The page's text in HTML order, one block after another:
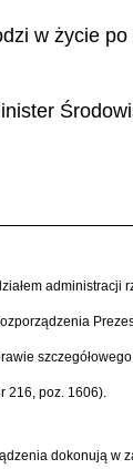
w życie po
administracji
216, poz. 1606).
dokonują w